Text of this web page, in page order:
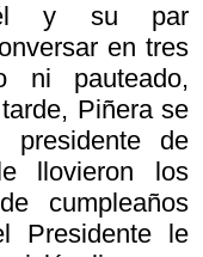
él y su par
en tres
ni pauteado,
Piñera se
presidente de
llovieron los
cumpleaños
Presidente le